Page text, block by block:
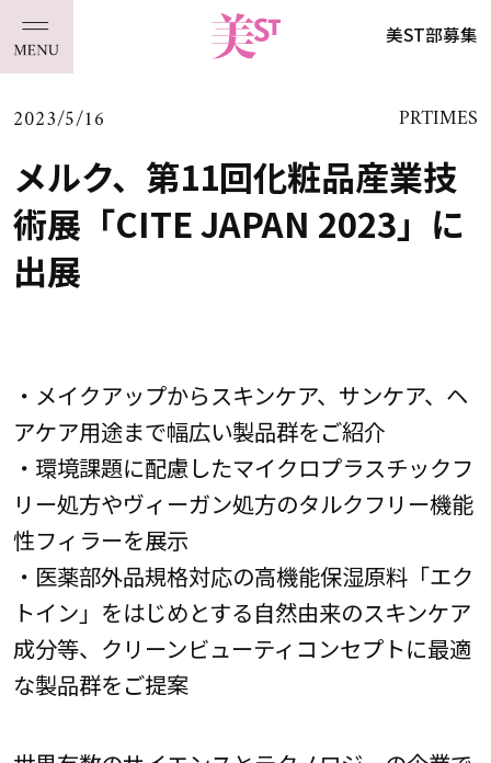
美ST部募集
2023/5/16 PRTIMES
メルク、第11回化粧品産業技
術展「CITE JAPAN 2023」に
出展
・メイクアップからスキンケア、サンケア、ヘ
アケア用途まで幅広い製品群をご紹介
・環境課題に配慮したマイクロプラスチックフ
リー処方やヴィーガン処方のタルクフリー機能
性フィラーを展示
・医薬部外品規格対応の高機能保湿原料「エク
トイン」をはじめとする自然由来のスキンケア
成分等、クリーンビューティコンセプトに最適
な製品群をご提案